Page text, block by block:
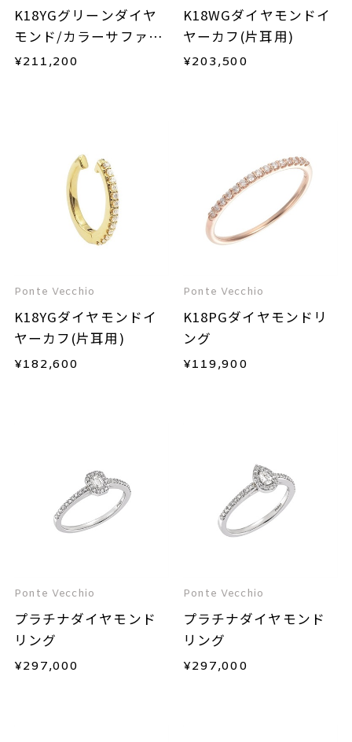
K18YGグリーンダイヤ
モンド/カラーサファイ
ア/ダイヤモンドリング
¥211,200
K18WGダイヤモンドイ
ヤーカフ(片耳用)
¥203,500
Ponte Vecchio
K18YGダイヤモンドイ
ヤーカフ(片耳用)
¥182,600
Ponte Vecchio
K18PGダイヤモンドリ
ング
¥119,900
Ponte Vecchio
プラチナダイヤモンド
リング
¥297,000
Ponte Vecchio
プラチナダイヤモンド
リング
¥297,000